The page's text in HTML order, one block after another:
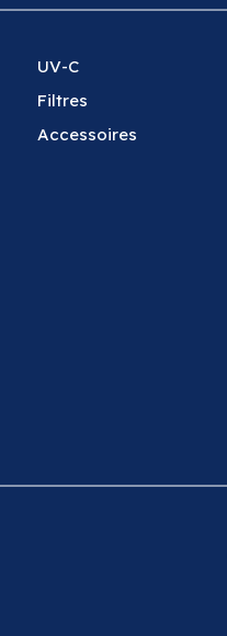
UV-C
Filtres
Accessoires